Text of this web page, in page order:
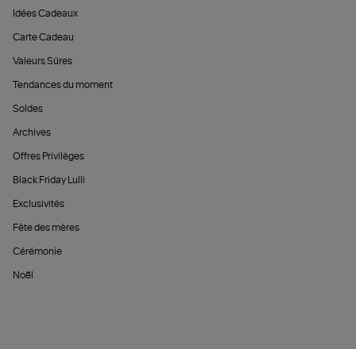
Idées Cadeaux
Carte Cadeau
Valeurs Sûres
Tendances du moment
Soldes
Archives
Offres Privilèges
Black Friday Lulli
Exclusivités
Fête des mères
Cérémonie
Noël